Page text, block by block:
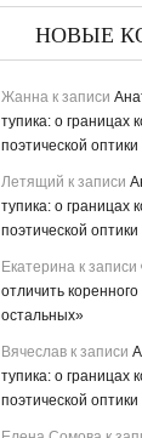
НОВЫЕ
Жаннак записи
тупика: о границах
поэтической оптики
Летящий к записи
тупика: о границах
поэтической оптики
Екатеринак записи
отличить
остальных»
Вячеславк записи
тупика: о границах
поэтической оптики